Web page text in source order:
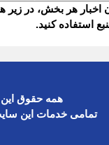
همه حقوق
تمامی خدمات این